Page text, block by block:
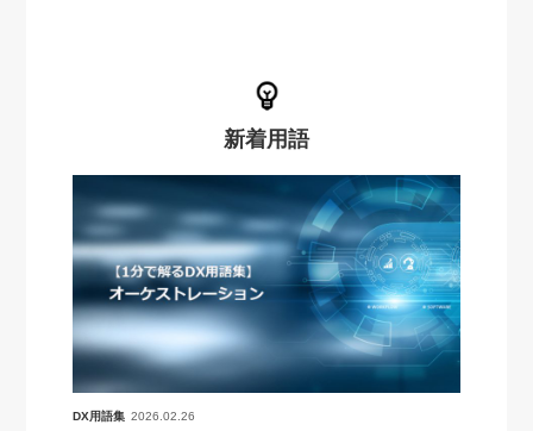
新着用語
DX用語集 2026.02.26